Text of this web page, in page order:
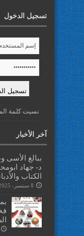
تسجيل الدخول
نسيت كلمة
آخر الأخبار
ببالغ الأسى
د- جهاد
الكتاب
8 سبتمبر، 2025